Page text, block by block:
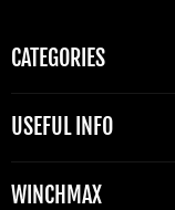
CATEGORIES
USEFUL INFO
WINCHMAX